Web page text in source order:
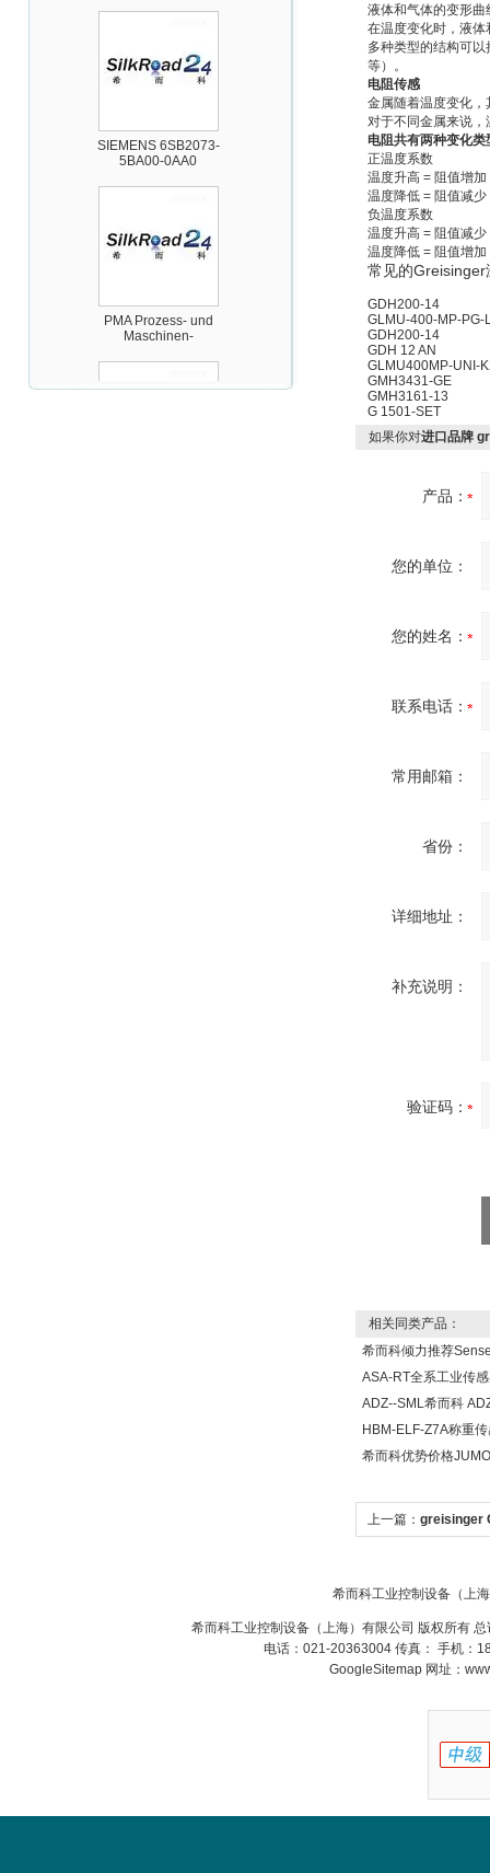
SIEMENS 6SB2073-
5BA00-0AA0
PMA Prozess- und
Maschinen-
Automation GmbH
液体和气体的变形曲
在温度变化时，液
多种类型的结构可
等）。
电阻传感
金属随着温度变化
对于不同金属来说
电阻共有两种变化类
正温度系数
温度升高 = 阻值增加
温度降低 = 阻值减少
负温度系数
温度升高 = 阻值减少
温度降低 = 阻值增加
常见的Greisinger
GDH200-14
GLMU-400-MP-PG-
GDH200-14
GDH 12 AN
GLMU400MP-UNI-
GMH3431-GE
GMH3161-13
G 1501-SET
如果你对进口品牌
产品：
您的单位：
您的姓名：
联系电话：
常用邮箱：
省份：
详细地址：
补充说明：
验证码：
相关同类产品：
希而科倾力推荐
ASA-RT全系工业传
ADZ--SML希而科
HBM-ELF-Z7A称重
希而科优势价格
上一篇： greisinger
希而科工业控制设备（上
希而科工业控制设备（上海）有限公司 版权所有
电话：021-20363004 传真： 手机：
GoogleSitemap网址：